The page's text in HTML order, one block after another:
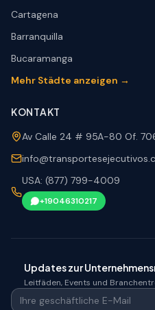
Cartagena
Barranquilla
Bucaramanga
Mehr Städte anzeigen →
KONTAKT
Av Calle 24 # 95A-80 Of.
USA: (877) 799-4009
+19046310217
Updates zur
Leitfäden, Events und
Ihre geschäftliche E-Mail